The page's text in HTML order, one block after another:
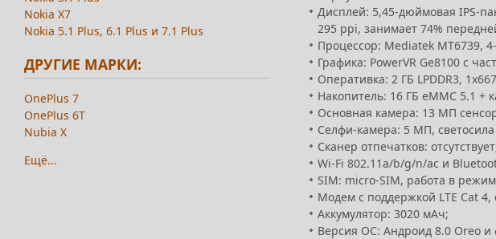
Дисплей: 5,45-дюймовая IPS-
295 ppi, занимает 74%
Процессор: Mediatek MT6739,
Графика: PowerVR Ge8100 с
Оперативка: 2 ГБ LPDDR3,
Накопитель: 16 ГБ eMMC 5.1 +
Основная камера: 13 МП
Селфи-камера: 5 МП,
Сканер отпечатков:
Wi-Fi 802.11a/b/g/n/ac и
SIM: micro-SIM, работа в
Модем с поддержкой LTE Cat
Аккумулятор: 3020 мАч;
Версия ОС: Андроид 8.0 Oreo
Nokia X7
Nokia 5.1 Plus, 6.1 Plus и 7.1 Plus
ДРУГИЕ МАРКИ:
OnePlus 7
OnePlus 6T
Nubia X
Ещё...